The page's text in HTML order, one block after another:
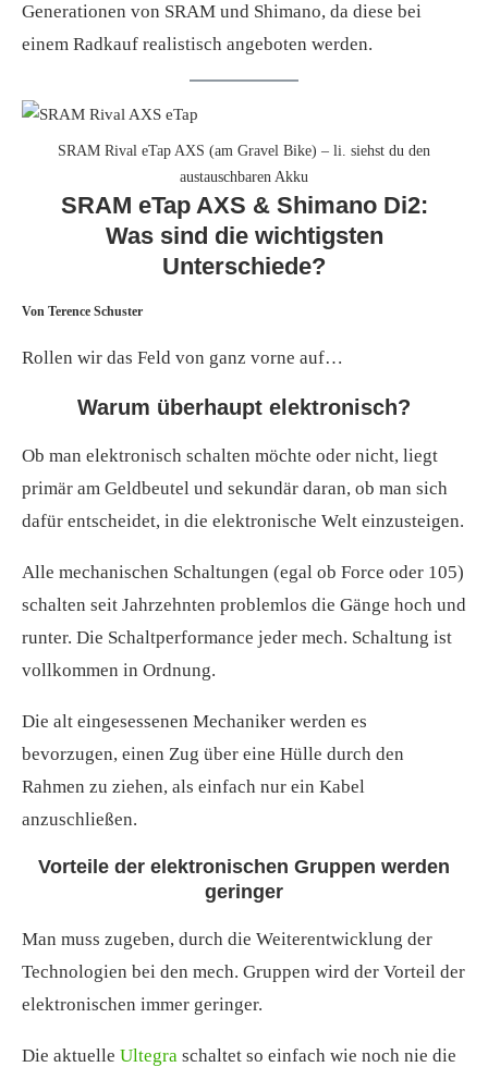
Generationen von SRAM und Shimano, da diese bei
einem Radkauf realistisch angeboten werden.
SRAM Rival eTap AXS (am Gravel Bike) – li. siehst du den
austauschbaren Akku
SRAM eTap AXS & Shimano Di2:
Was sind die wichtigsten
Unterschiede?
Von Terence Schuster
Rollen wir das Feld von ganz vorne auf…
Warum überhaupt elektronisch?
Ob man elektronisch schalten möchte oder nicht, liegt
primär am Geldbeutel und sekundär daran, ob man sich
dafür entscheidet, in die elektronische Welt einzusteigen.
Alle mechanischen Schaltungen (egal ob Force oder 105)
schalten seit Jahrzehnten problemlos die Gänge hoch und
runter. Die Schaltperformance jeder mech. Schaltung ist
vollkommen in Ordnung.
Die alt eingesessenen Mechaniker werden es
bevorzugen, einen Zug über eine Hülle durch den
Rahmen zu ziehen, als einfach nur ein Kabel
anzuschließen.
Vorteile der elektronischen Gruppen werden
geringer
Man muss zugeben, durch die Weiterentwicklung der
Technologien bei den mech. Gruppen wird der Vorteil der
elektronischen immer geringer.
Die aktuelle Ultegra schaltet so einfach wie noch nie die